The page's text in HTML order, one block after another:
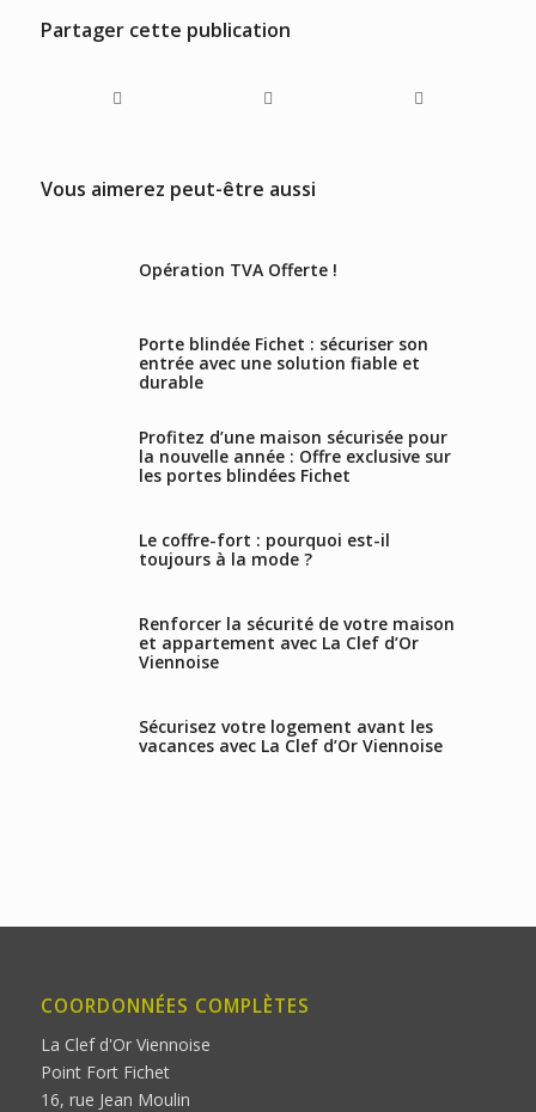
Partager cette publication
Vous aimerez peut-être aussi
Opération TVA Offerte !
Porte blindée Fichet : sécuriser son
entrée avec une solution fiable et
durable
Profitez d’une maison sécurisée pour
la nouvelle année : Offre exclusive sur
les portes blindées Fichet
Le coffre-fort : pourquoi est-il
toujours à la mode ?
Renforcer la sécurité de votre maison
et appartement avec La Clef d’Or
Viennoise
Sécurisez votre logement avant les
vacances avec La Clef d’Or Viennoise
COORDONNÉES COMPLÈTES
La Clef d'Or Viennoise
Point Fort Fichet
16, rue Jean Moulin